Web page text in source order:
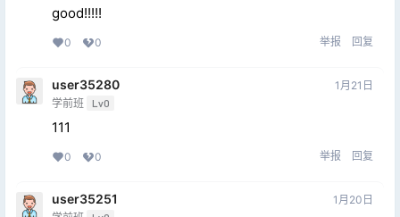
good!!!!!
0 0 举报 回复
user35280
学前班 Lv0
1月21日
111
0 0 举报 回复
user35251 1月20日